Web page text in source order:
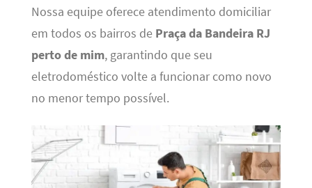
Nossa equipe oferece atendimento domiciliar
em todos os bairros de Praça da Bandeira RJ
perto de mim, garantindo que seu
eletrodoméstico volte a funcionar como novo
no menor tempo possível.